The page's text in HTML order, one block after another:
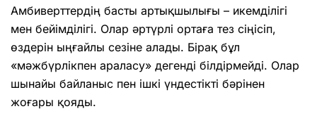
Амбиверттердің басты артықшылығы – икемділігі
мен бейімділігі. Олар әртүрлі ортаға тез сіңісіп,
өздерін ыңғайлы сезіне алады. Бірақ бұл
«мәжбүрлікпен араласу» дегенді білдірмейді. Олар
шынайы байланыс пен ішкі үндестікті бәрінен
жоғары қояды.